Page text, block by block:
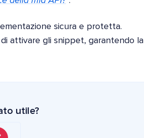
sicura e protetta.
attivare gli snippet, garantendo la
utile?